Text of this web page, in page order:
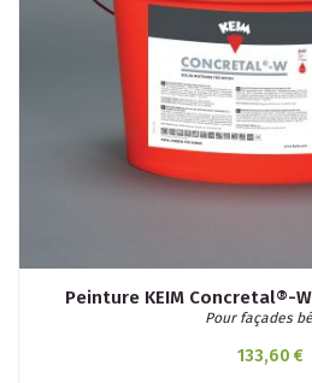
Peinture KEIM Concretal®-
Pour façades
133,60 €